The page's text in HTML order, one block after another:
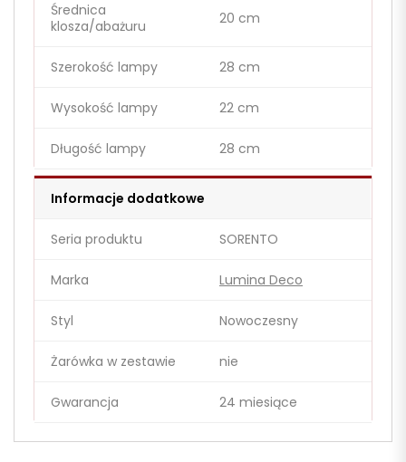
Średnica
klosza/abażuru
20 cm
Szerokość lampy 28 cm
Wysokość lampy 22 cm
Długość lampy 28 cm
Informacje dodatkowe
Seria produktu SORENTO
Marka Lumina Deco
Styl Nowoczesny
Żarówka w zestawie nie
Gwarancja 24 miesiące